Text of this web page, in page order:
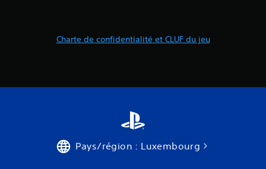
Charte de confidentialité et CLUF du jeu
Pays/région : Luxembourg